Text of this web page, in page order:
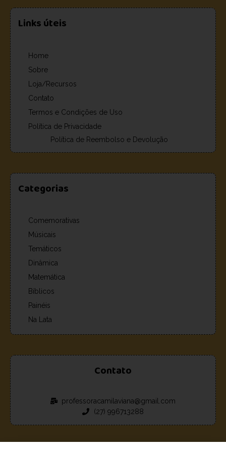
Links úteis
Home
Sobre
Loja/Recursos
Contato
Termos e Condições de Uso
Política de Privacidade
Política de Reembolso e Devolução
Categorias
Comemorativas
Músicais
Temáticos
Dinâmica
Matemática
Bíblicos
Painéis
Na Lata
Contato
professoracamilaviana@gmail.com
(27) 996713288